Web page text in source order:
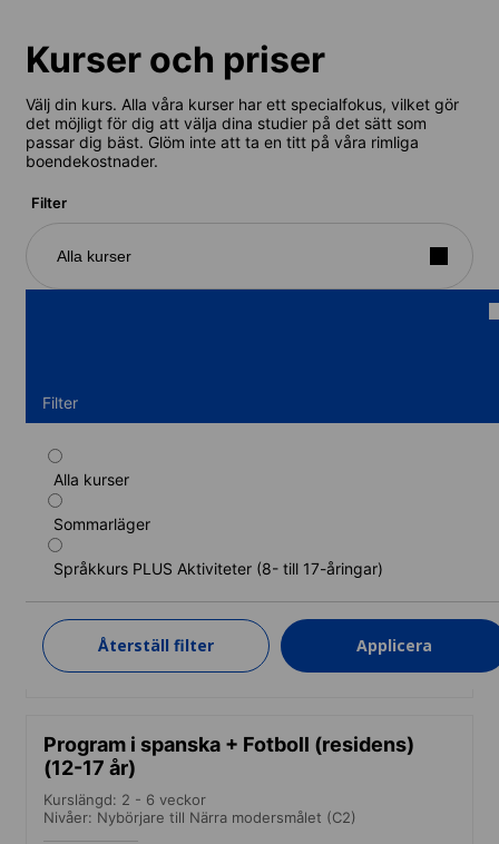
Kurser och priser
Välj din kurs. Alla våra kurser har ett specialfokus, vilket gör
det möjligt för dig att välja dina studier på det sätt som
passar dig bäst. Glöm inte att ta en titt på våra rimliga
boendekostnader.
Filter
Alla kurser
Filter
Alla kurser
Sommarläger
Språkkurs PLUS Aktiviteter (8- till 17-åringar)
Återställ filter Applicera
Standardprogram i spanska (residens) (12-
17 år)
Kurslängd: 1 - 6 veckor
Nivåer: Nybörjare till Närra modersmålet (C2)
15 500 SEK
TA REDA PÅ MER
Program i spanska + Fotboll (residens)
(12-17 år)
Kurslängd: 2 - 6 veckor
Nivåer: Nybörjare till Närra modersmålet (C2)